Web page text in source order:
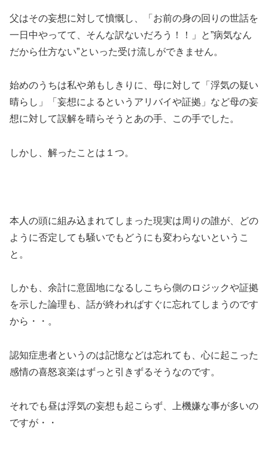
父はその妄想に対して憤慨し、「お前の身の回りの世話を
一日中やってて、そんな訳ないだろう！！」と”病気なん
だから仕方ない”といった受け流しができません。
始めのうちは私や弟もしきりに、母に対して「浮気の疑い
晴らし」「妄想によるというアリバイや証拠」など母の妄
想に対して誤解を晴らそうとあの手、この手でした。
しかし、解ったことは１つ。
本人の頭に組み込まれてしまった現実は周りの誰が、どの
ように否定しても騒いでもどうにも変わらないというこ
と。
しかも、余計に意固地になるしこちら側のロジックや証拠
を示した論理も、話が終わればすぐに忘れてしまうのです
から・・。
認知症患者というのは記憶などは忘れても、心に起こった
感情の喜怒哀楽はずっと引きずるそうなのです。
それでも昼は浮気の妄想も起こらず、上機嫌な事が多いの
ですが・・